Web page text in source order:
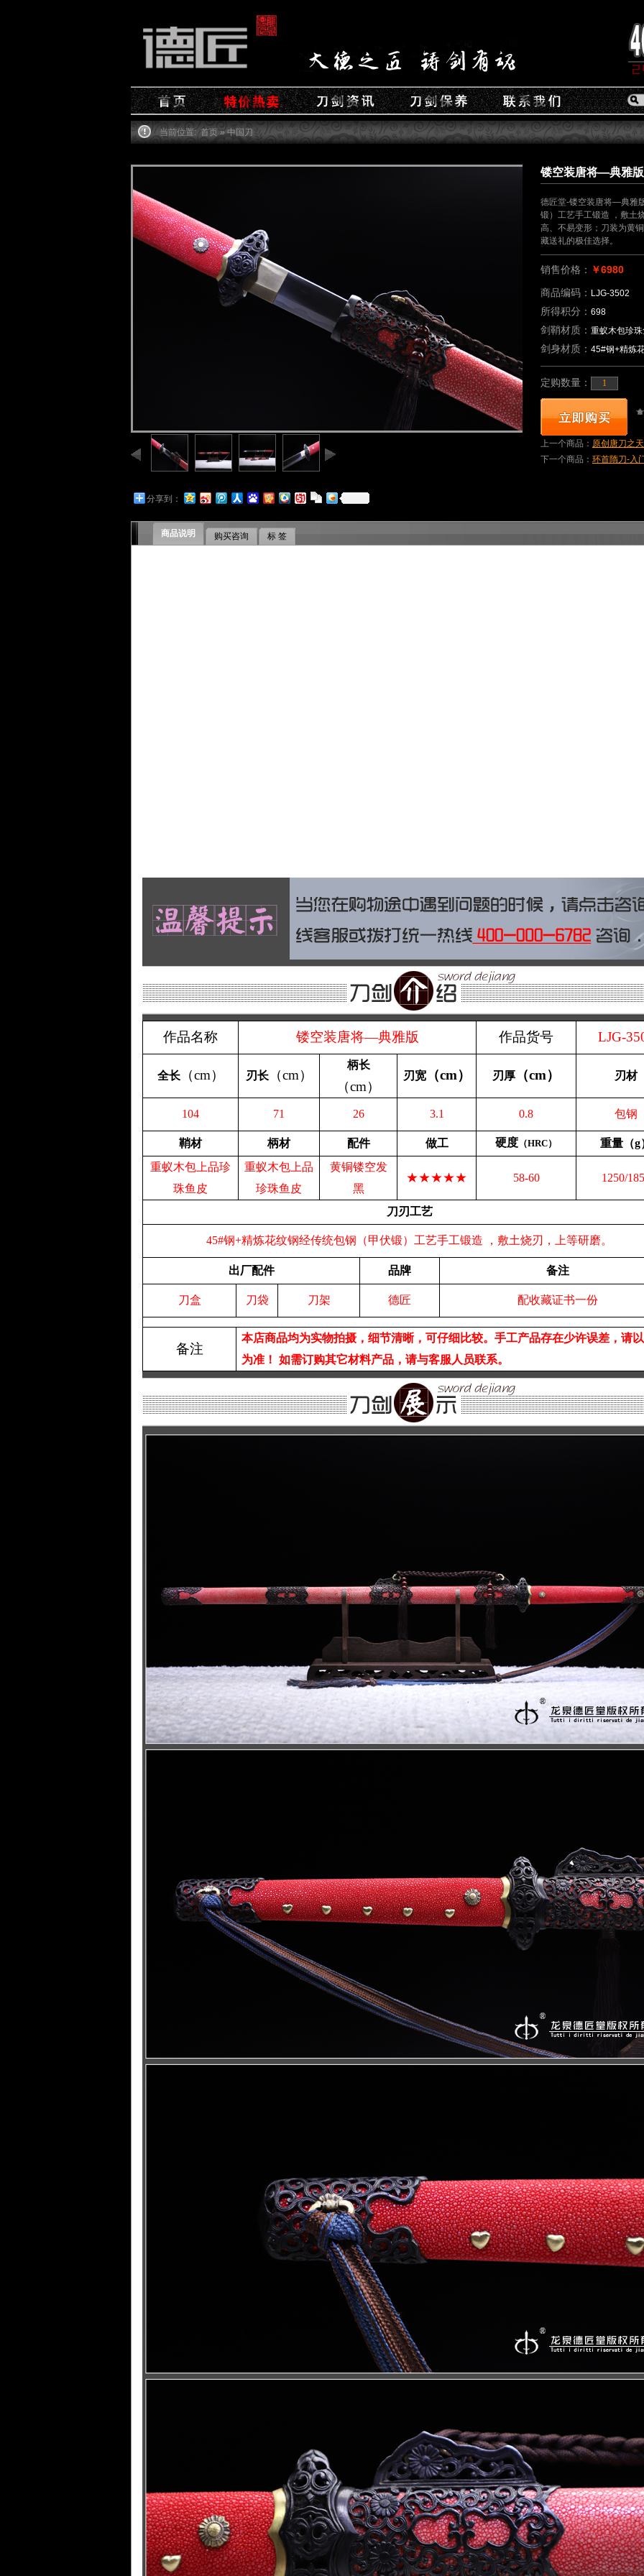
当前位置: 首页» 中国刀
分享到：
镂空装唐将—典雅
德匠堂-镂空装唐将—典雅
锻）工艺手工锻造 ，敷土
高、不易变形；刀装为黄
藏送礼的极佳选择。
销售价格： ￥6980
商品编码： LJG-3502
所得积分： 698
剑鞘材质： 重蚁木包珍
剑身材质： 45#钢+精炼
定购数量：
上一个商品： 原创唐刀之
下一个商品： 环首隋刀-入
商品说明 购买咨询 标 签
作品名称 镂空装唐将—典雅版 作品货号 LJG-
全长（cm） 刃长（cm）
柄长
（cm）
刃宽（cm） 刃厚 （cm） 刃材
104 71 26 3.1 0.8 包钢
鞘材 柄材 配件 做工 硬度 （HRC）
重量（g
重蚁木包上品珍
珠鱼皮
重蚁木包上品
珍珠鱼皮
黄铜镂空发
黑
★★★★★ 58-60 1250/
刀刃工艺
45#钢+精炼花纹钢经传统包钢（甲伏锻）工艺手工锻造 ，敷土烧刃，上等研磨。
出厂配件 品牌 备注
刀盒 刀袋 刀架 德匠 配收藏证书一份
备注
本店商品均为实物拍摄，细节清晰，可仔细比较。手工产品存在少许误差，请
为准！ 如需订购其它材料产品，请与客服人员联系。